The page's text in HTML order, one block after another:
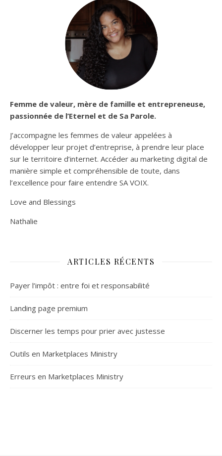
Femme de valeur, mère de famille et entrepreneuse,
passionnée de l’Eternel et de Sa Parole.
J’accompagne les femmes de valeur appelées à
développer leur projet d’entreprise, à prendre leur place
sur le territoire d’internet. Accéder au marketing digital de
manière simple et compréhensible de toute, dans
l’excellence pour faire entendre SA VOIX.
Love and Blessings
Nathalie
ARTICLES RÉCENTS
Payer l’impôt : entre foi et responsabilité
Landing page premium
Discerner les temps pour prier avec justesse
Outils en Marketplaces Ministry
Erreurs en Marketplaces Ministry